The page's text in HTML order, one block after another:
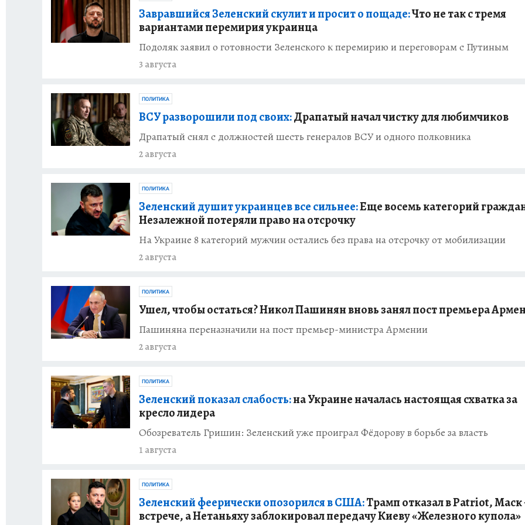
Завравшийся Зеленский скулит и просит о пощаде:Что не так с тремя
вариантами перемирия украинца
Подоляк заявил о готовности Зеленского к перемирию и переговорам с Путиным
3 августа
ПОЛИТИКА
ВСУ разворошили под своих:Драпатый начал чистку для любимчиков
Драпатый снял с должностей шесть генералов ВСУ и одного полковника
2 августа
ПОЛИТИКА
Зеленский душит украинцев все сильнее:Еще восемь категорий
Незалежной потеряли право на отсрочку
На Украине 8 категорий мужчин остались без права на отсрочку от мобилизации
2 августа
ПОЛИТИКА
Ушел, чтобы остаться? Никол Пашинян вновь занял пост премьера
Пашиняна переназначили на пост премьер-министра Армении
2 августа
ПОЛИТИКА
Зеленский показал слабость:на Украине началась настоящая схватка за
кресло лидера
Обозреватель Гришин: Зеленский уже проиграл Фёдорову в борьбе за власть
1 августа
ПОЛИТИКА
Зеленский феерически опозорился в США:Трамп отказал в Patriot, Маск
встрече, а Нетаньяху заблокировал передачу Киеву «Железного купола»